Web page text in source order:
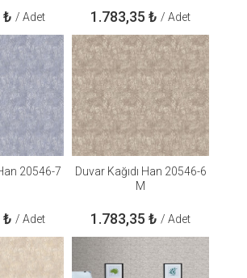
₺ / Adet 1.783,35 ₺ / Adet
20546-7
₺ / Adet
Duvar Kağıdı Han 20546-6
M
1.783,35 ₺ / Adet